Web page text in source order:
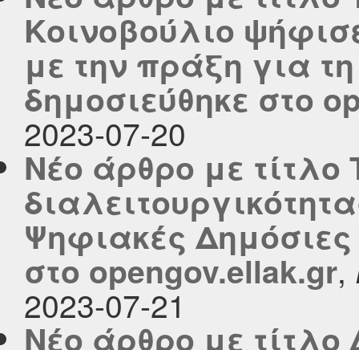
Κοινοβούλιο
με την πράξη για
δημοσιεύθηκε στο
2023-07-20
Νέο άρθρο με
Ψηφιακές
στο opengov.ellak.gr,
2023-07-21
Νέο άρθρο με τίτλο